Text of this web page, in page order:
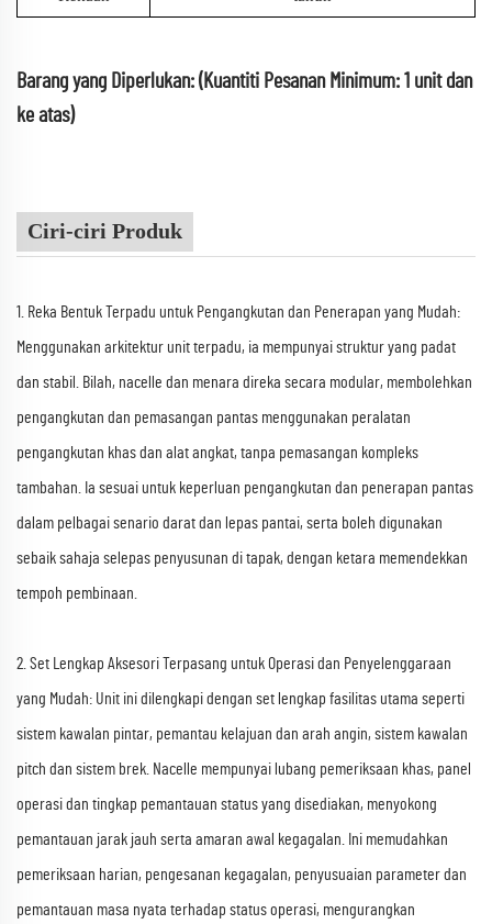
Barang yang Diperlukan: (Kuantiti Pesanan Minimum: 1 unit dan
ke atas)
Ciri-ciri Produk
1. Reka Bentuk Terpadu untuk Pengangkutan dan Penerapan yang Mudah:
Menggunakan arkitektur unit terpadu, ia mempunyai struktur yang padat
dan stabil. Bilah, nacelle dan menara direka secara modular, membolehkan
pengangkutan dan pemasangan pantas menggunakan peralatan
pengangkutan khas dan alat angkat, tanpa pemasangan kompleks
tambahan. Ia sesuai untuk keperluan pengangkutan dan penerapan pantas
dalam pelbagai senario darat dan lepas pantai, serta boleh digunakan
sebaik sahaja selepas penyusunan di tapak, dengan ketara memendekkan
tempoh pembinaan.
2. Set Lengkap Aksesori Terpasang untuk Operasi dan Penyelenggaraan
yang Mudah: Unit ini dilengkapi dengan set lengkap fasilitas utama seperti
sistem kawalan pintar, pemantau kelajuan dan arah angin, sistem kawalan
pitch dan sistem brek. Nacelle mempunyai lubang pemeriksaan khas, panel
operasi dan tingkap pemantauan status yang disediakan, menyokong
pemantauan jarak jauh serta amaran awal kegagalan. Ini memudahkan
pemeriksaan harian, pengesanan kegagalan, penyusuaian parameter dan
pemantauan masa nyata terhadap status operasi, mengurangkan